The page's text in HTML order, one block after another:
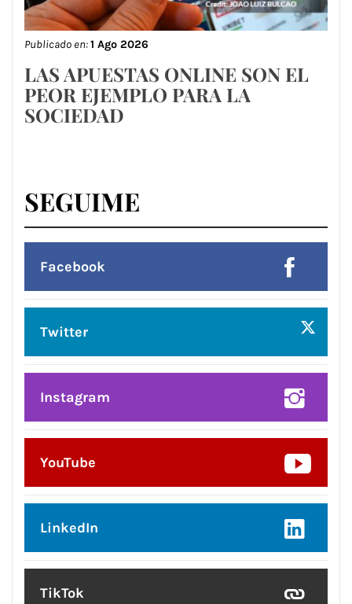
Publicado en:1 Ago 2026
LAS APUESTAS ONLINE SON EL
PEOR EJEMPLO PARA LA
SOCIEDAD
SEGUIME
Facebook
Twitter
Instagram
YouTube
LinkedIn
TikTok